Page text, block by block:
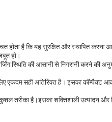
होता है कि यह सुरक्षित और स्थापित
हो।
स्थिति की आसानी से निगरानी करने की
एकदम सही अतिरिक्त है। इसका
है।इसका शक्तिशाली उत्पादन और